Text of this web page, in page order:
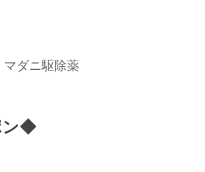
マダニ駆除薬
ン◆